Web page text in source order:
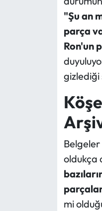
"Şu an
parça
Ron'un
gizlediği
Belgeler
oldukça
mi